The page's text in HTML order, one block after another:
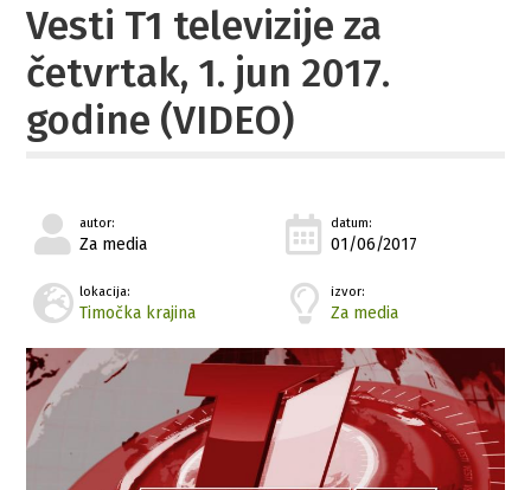
Vesti T1 televizije za
četvrtak, 1. jun 2017.
godine (VIDEO)
autor:
Za media
datum:
01/06/2017
lokacija:
Timočka krajina
izvor:
Za media